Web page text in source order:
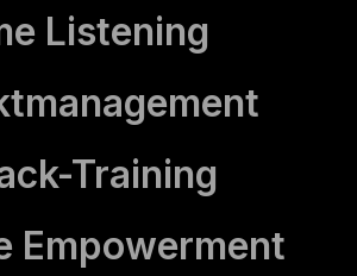
Listening
Training
Empowerment